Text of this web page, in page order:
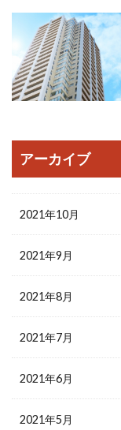
アーカイブ
2021年10月
2021年9月
2021年8月
2021年7月
2021年6月
2021年5月